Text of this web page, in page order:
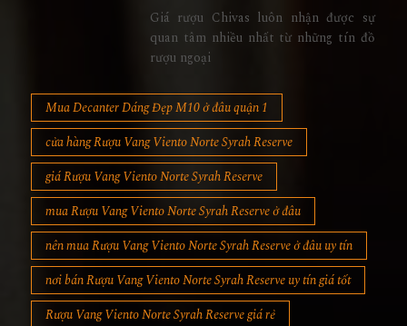
Giá rượu Chivas luôn nhận được sự
quan tâm nhiều nhất từ những tín đồ
rượu ngoại
Mua Decanter Dáng Đẹp M10 ở đâu quận 1
cửa hàng Rượu Vang Viento Norte Syrah Reserve
giá Rượu Vang Viento Norte Syrah Reserve
mua Rượu Vang Viento Norte Syrah Reserve ở đâu
nên mua Rượu Vang Viento Norte Syrah Reserve ở đâu uy tín
nơi bán Rượu Vang Viento Norte Syrah Reserve uy tín giá tốt
Rượu Vang Viento Norte Syrah Reserve giá rẻ